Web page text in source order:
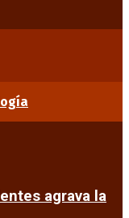
agrava la